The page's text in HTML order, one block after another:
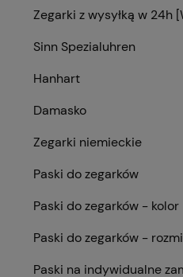
Zegarki z wysyłką w 24h
Sinn Spezialuhren
Hanhart
Damasko
Zegarki niemieckie
Paski do zegarków
Paski do zegarków - kolor
Paski do zegarków -
Paski na indywidualne